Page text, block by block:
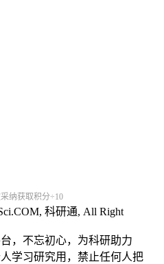
纳获取积分÷10
科研通, All Right
，不忘初心，为科研助力
学习研究用，禁止任何人把